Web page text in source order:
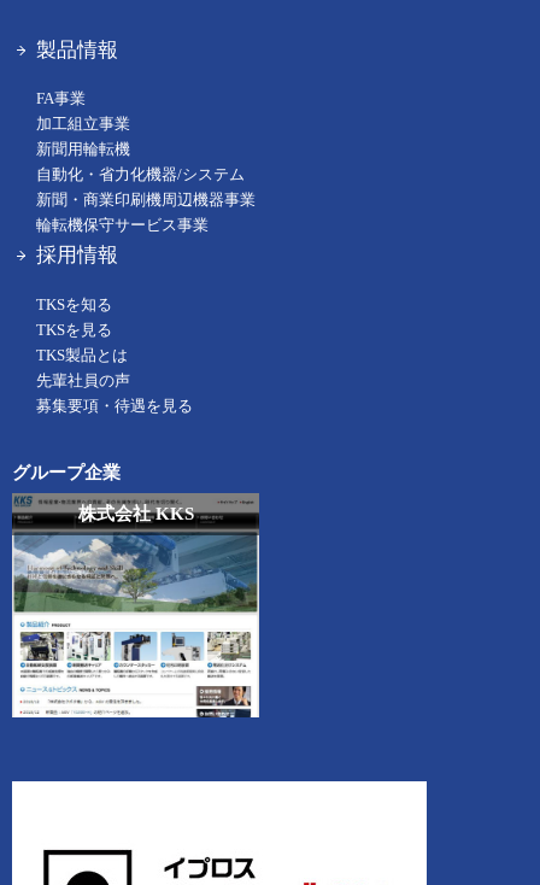
製品情報
FA事業
加工組立事業
新聞用輪転機
自動化・省力化機器/システム
新聞・商業印刷機周辺機器事業
輪転機保守サービス事業
採用情報
TKSを知る
TKSを見る
TKS製品とは
先輩社員の声
募集要項・待遇を見る
グループ企業
株式会社 KKS